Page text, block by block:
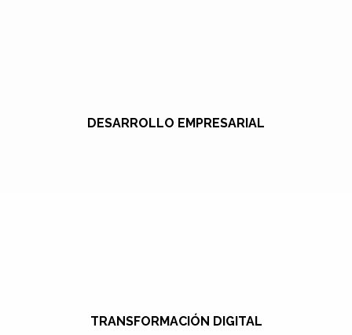
DESARROLLO EMPRESARIAL
TRANSFORMACIÓN DIGITAL